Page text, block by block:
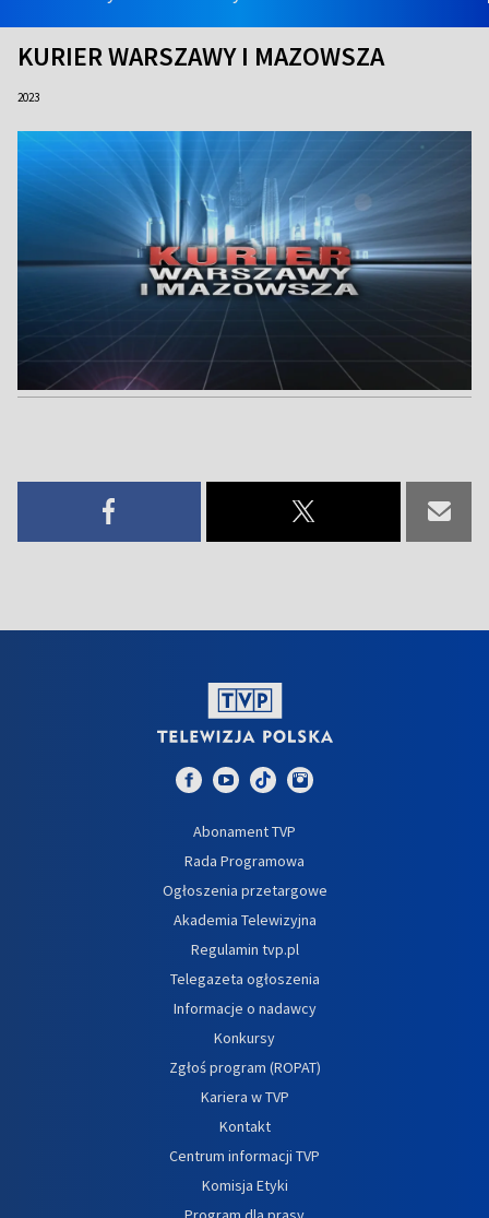
KURIER WARSZAWY I MAZOWSZA
2023
Abonament TVP
Rada Programowa
Ogłoszenia przetargowe
Akademia Telewizyjna
Regulamin tvp.pl
Telegazeta ogłoszenia
Informacje o nadawcy
Konkursy
Zgłoś program (ROPAT)
Kariera w TVP
Kontakt
Centrum informacji TVP
Komisja Etyki